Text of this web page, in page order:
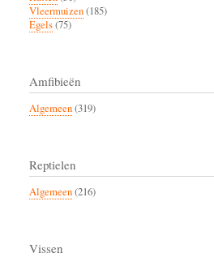
Vleermuizen(185)
Egels(75)
Amfibieën
Algemeen(319)
Reptielen
Algemeen(216)
Vissen